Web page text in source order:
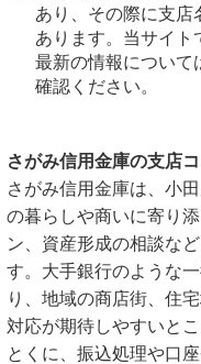
あり、その際に支店
あります。当サイト
最新の情報について
確認ください。
さがみ信用金庫の支店
さがみ信用金庫は、小
の暮らしや商いに寄り
ン、資産形成の相談な
す。大手銀行のような
り、地域の商店街、住
対応が期待しやすいと
とくに、振込処理や口